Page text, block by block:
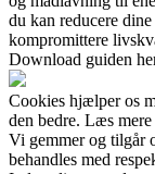
du kan reducere
kompromittere
Download guiden
Cookies hjælper os
den bedre. Læs mere
Vi gemmer og tilgår
behandles med